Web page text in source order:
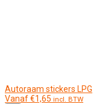
Autoraam stickers LPG
Vanaf€1,65 incl. BTW